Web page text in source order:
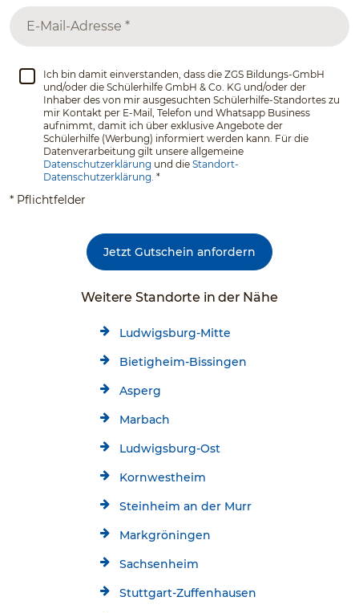
Ich bin damit einverstanden, dass die ZGS Bildungs-GmbH
und/oder die Schülerhilfe GmbH & Co. KG und/oder der
Inhaber des von mir ausgesuchten Schülerhilfe-Standortes zu
mir Kontakt per E-Mail, Telefon und Whatsapp Business
aufnimmt, damit ich über exklusive Angebote der
Schülerhilfe (Werbung) informiert werden kann. Für die
Datenverarbeitung gilt unsere allgemeine
Datenschutzerklärung und die Standort-
Datenschutzerklärung. *
* Pflichtfelder
Jetzt Gutschein anfordern
Weitere Standorte in der Nähe
Ludwigsburg-Mitte
Bietigheim-Bissingen
Asperg
Marbach
Ludwigsburg-Ost
Kornwestheim
Steinheim an der Murr
Markgröningen
Sachsenheim
Stuttgart-Zuffenhausen